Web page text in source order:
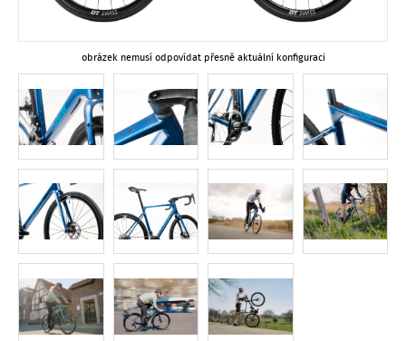
obrázek nemusí odpovídat přesně aktuální konfiguraci